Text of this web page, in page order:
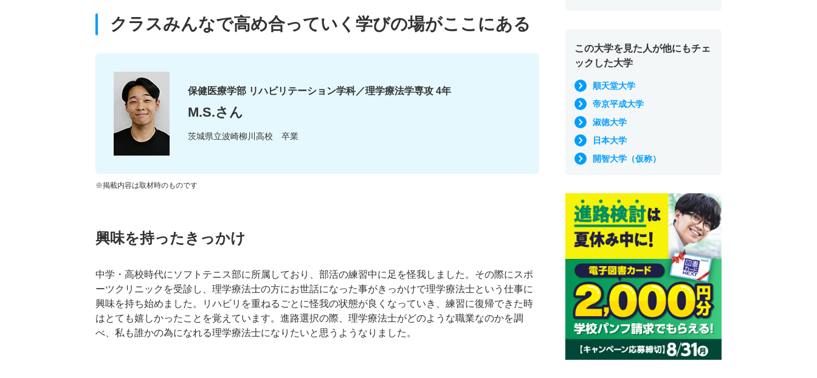
クラスみんなで高め合っていく学びの場がここにある
保健医療学部 リハビリテーション学科／理学療法学専攻 4年
M.S.さん
茨城県立波崎柳川高校 卒業
※掲載内容は取材時のものです
興味を持ったきっかけ
中学・高校時代にソフトテニス部に所属しており、部活の練習中に足を怪我しました。その際にスポ
ーツクリニックを受診し、理学療法士の方にお世話になった事がきっかけで理学療法士という仕事に
興味を持ち始めました。リハビリを重ねるごとに怪我の状態が良くなっていき、練習に復帰できた時
はとても嬉しかったことを覚えています。進路選択の際、理学療法士がどのような職業なのかを調
べ、私も誰かの為になれる理学療法士になりたいと思うようなりました。
この大学を見た人が他にもチェ
ックした大学
順天堂大学
帝京平成大学
淑徳大学
日本大学
開智大学（仮称）